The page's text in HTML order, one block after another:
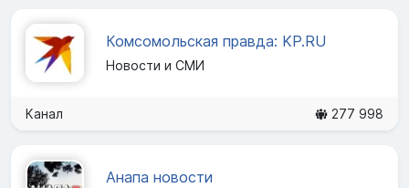
Комсомольская правда: KP.RU
Новости и СМИ
Канал 277 998
Анапа новости